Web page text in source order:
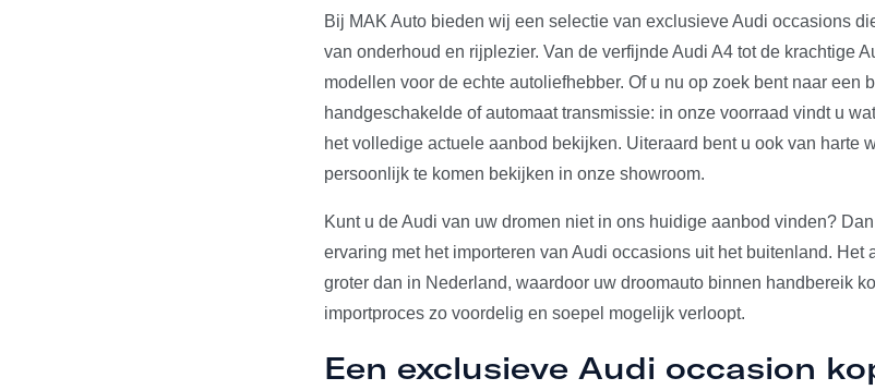
Bij MAK Auto bieden wij een selectie van exclusieve Audi occasions
van onderhoud en rijplezier. Van de verfijnde Audi A4 tot de krachtige
modellen voor de echte autoliefhebber. Of u nu op zoek bent naar een
handgeschakelde of automaat transmissie: in onze voorraad vindt u
het volledige actuele aanbod bekijken. Uiteraard bent u ook van harte
persoonlijk te komen bekijken in onze showroom.
Kunt u de Audi van uw dromen niet in ons huidige aanbod vinden?
ervaring met het importeren van Audi occasions uit het buitenland. Het
groter dan in Nederland, waardoor uw droomauto binnen handbereik
importproces zo voordelig en soepel mogelijk verloopt.
Een exclusieve Audi occasion